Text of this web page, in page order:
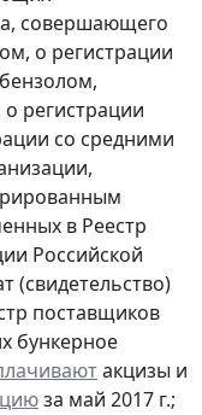
совершающего
о регистрации
регистрации
со средними
в Реестр
Российской
(свидетельство)
поставщиков
бункерное
акцизы и
за май 2017 г.;